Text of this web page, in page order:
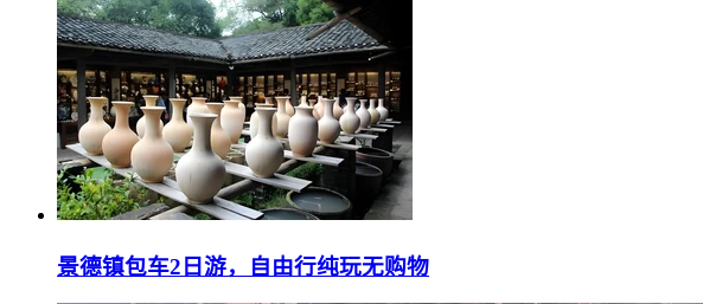
景德镇包车2日游，自由行纯玩无购物